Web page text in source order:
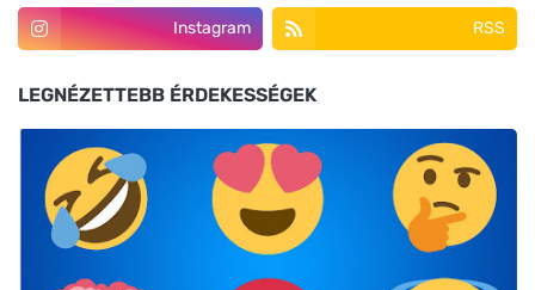
Instagram RSS
LEGNÉZETTEBB ÉRDEKESSÉGEK